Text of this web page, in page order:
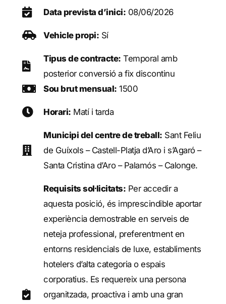
Data prevista d’inici: 08/06/2026
Vehicle propi: Sí
Tipus de contracte: Temporal amb
posterior conversió a fix discontinu
Sou brut mensual: 1500
Horari: Matí i tarda
Municipi del centre de treball: Sant Feliu
de Guíxols – Castell-Platja d’Aro i s’Agaró –
Santa Cristina d’Aro – Palamós – Calonge.
Requisits sol·licitats: Per accedir a
aquesta posició, és imprescindible aportar
experiència demostrable en serveis de
neteja professional, preferentment en
entorns residencials de luxe, establiments
hotelers d’alta categoria o espais
corporatius. Es requereix una persona
organitzada, proactiva i amb una gran